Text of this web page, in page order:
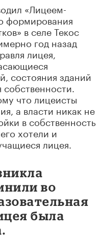
«Лицеем-
формирования
в селе Текос
год назад
лицея,
состояния зданий
что лицеисты
а власти никак не
в собственность
хотели и
лицея.
во
была